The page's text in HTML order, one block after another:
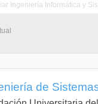
Ingeniería Informática y
de